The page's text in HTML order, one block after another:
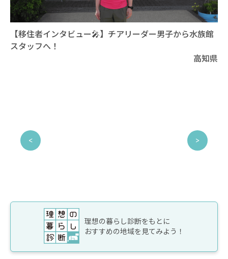
【移住者インタビュー🎤】チアリーダー男子から水族館
スタッフへ！
高知県
理想の暮らし診断をもとに
おすすめの地域を見てみよう！